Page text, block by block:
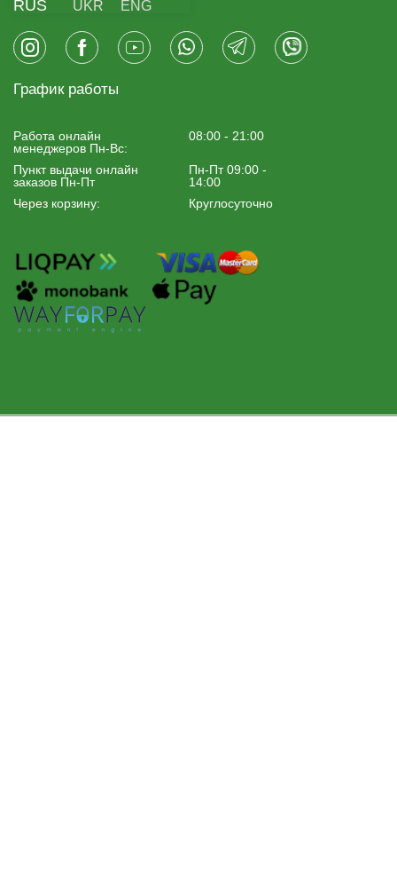
RUS UKR ENG
График работы
Работа онлайн
менеджеров Пн-Вс:
08:00 - 21:00
Пункт выдачи онлайн
заказов Пн-Пт
Пн-Пт 09:00 -
14:00
Через корзину:
Круглосуточно